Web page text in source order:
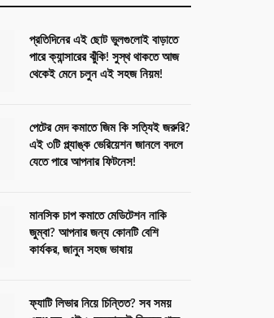
প্রতিদিনের এই ছোট ভুলগুলোই বাড়াতে
পারে ক্যান্সারের ঝুঁকি! সুস্থ থাকতে আজ
থেকেই মেনে চলুন এই সহজ নিয়ম!
পেটের মেদ কমাতে জিম কি সত্যিই জরুরি?
এই ৩টি প্ল্যাঙ্ক ভেরিয়েশন জানলে বদলে
যেতে পারে আপনার ফিটনেস!
মানসিক চাপ কমাতে মেডিটেশন নাকি
জুম্বা? আপনার জন্য কোনটি বেশি
কার্যকর, জানুন সহজ ভাষায়
ফ্যাটি লিভার নিয়ে চিন্তিত? সব সময়